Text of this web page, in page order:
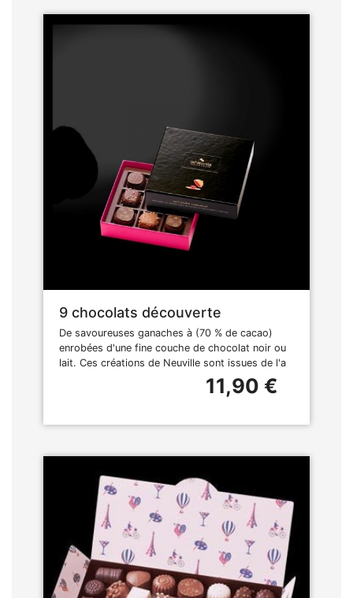
9 chocolats découverte
De savoureuses ganaches à (70 % de cacao)
enrobées d'une fine couche de chocolat noir ou
lait. Ces créations de Neuville sont issues de l'a
11,90 €